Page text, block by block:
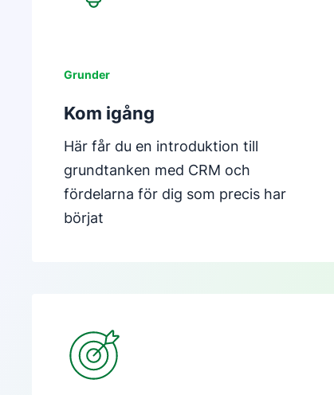
Grunder
Kom igång
Här får du en introduktion till
grundtanken med CRM och
fördelarna för dig som precis har
börjat
Öppnas i ett nytt fönster